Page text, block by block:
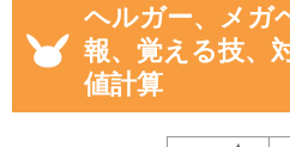
ヘルガー、メガ
報、覚える技、
値計算